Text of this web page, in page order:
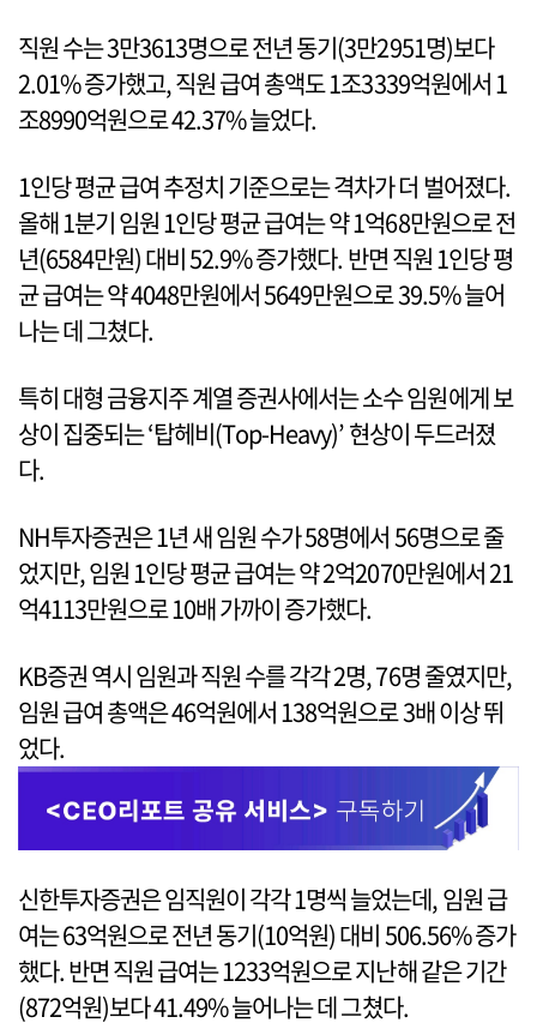
직원 수는 3만3613명으로 전년 동기(3만2951명)보다
2.01% 증가했고, 직원 급여 총액도 1조3339억원에서 1
조8990억원으로 42.37% 늘었다.
1인당 평균 급여 추정치 기준으로는 격차가 더 벌어졌다.
올해 1분기 임원 1인당 평균 급여는 약 1억68만원으로 전
년(6584만원) 대비 52.9% 증가했다. 반면 직원 1인당 평
균 급여는 약 4048만원에서 5649만원으로 39.5% 늘어
나는 데 그쳤다.
특히 대형 금융지주 계열 증권사에서는 소수 임원에게 보
상이 집중되는 ‘탑헤비(Top-Heavy)’ 현상이 두드러졌
다.
NH투자증권은 1년 새 임원 수가 58명에서 56명으로 줄
었지만, 임원 1인당 평균 급여는 약 2억2070만원에서 21
억4113만원으로 10배 가까이 증가했다.
KB증권 역시 임원과 직원 수를 각각 2명, 76명 줄였지만,
임원 급여 총액은 46억원에서 138억원으로 3배 이상 뛰
었다.
신한투자증권은 임직원이 각각 1명씩 늘었는데, 임원 급
여는 63억원으로 전년 동기(10억원) 대비 506.56% 증가
했다. 반면 직원 급여는 1233억원으로 지난해 같은 기간
(872억원)보다 41.49% 늘어나는 데 그쳤다.